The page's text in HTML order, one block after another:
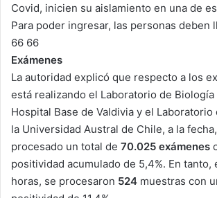
Covid, inicien su aislamiento en una de
Para poder ingresar, las personas deben
66 66
Exámenes
La autoridad explicó que respecto a los
está realizando el Laboratorio de
Hospital Base de Valdivia y el
la Universidad Austral de Chile, a la
procesado un total de 70.025 exámenes
positividad acumulado de 5,4%. En tanto,
horas, se procesaron 524 muestras con